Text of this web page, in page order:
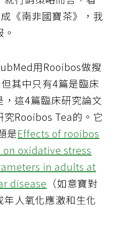
《南非國寶茶》，我
用Rooibos做搜
其中只有4篇是臨床
這4篇臨床研究論文
Rooibos Tea的。它
是Effects of rooibos
oxidative stress
in adults at
disease （如意寶對
人氧化應激和生化